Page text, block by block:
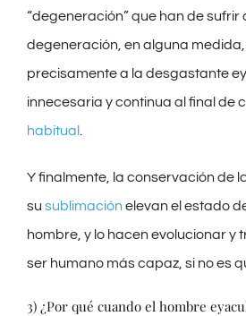
“degeneración” que han de sufrir
degeneración, en alguna
precisamente a la desgastante
innecesaria y continua al final de
habitual
Y finalmente, la conservación de
su sublimación elevan el estado
hombre, y lo hacen evolucionar y
ser humano más capaz, si no es
3) ¿Por qué cuando el hombre